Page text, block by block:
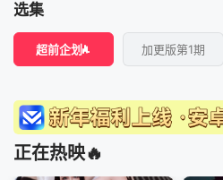
选集
超前企划 加更版第1期
正在热映🔥